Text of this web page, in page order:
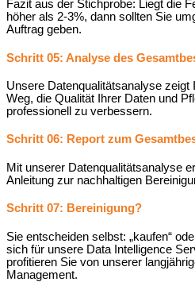
Fazit aus der Stichprobe: Liegt die
höher als 2-3%, dann sollten Sie
Auftrag geben.
Schritt 05: Analyse des
Unsere Datenqualitätsanalyse zeigt
Weg, die Qualität Ihrer Daten und
professionell zu verbessern.
Schritt 06: Report zum
Mit unserer Datenqualitätsanalyse
Anleitung zur nachhaltigen
Schritt 07: Bereinigung?
Sie entscheiden selbst: „kaufen“
sich für unsere Data Intelligence
profitieren Sie von unserer
Management.